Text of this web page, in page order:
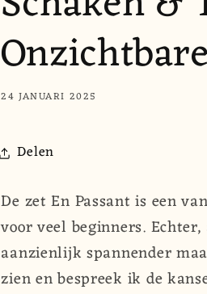
24 JANUARI 2025
Delen
De zet En Passant is een
voor veel beginners.
aanzienlijk spannender
zien en bespreek ik de